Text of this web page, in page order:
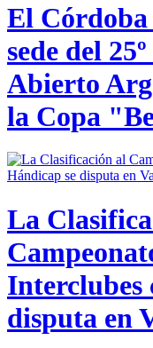
El
sede del
Abierto
la Copa
La
Interclubes
disputa en